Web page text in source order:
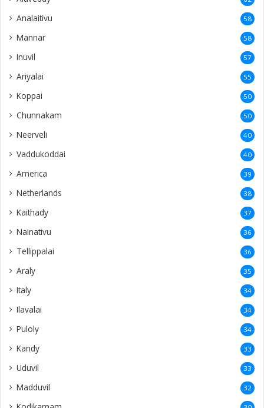
Analaitivu 58
Mannar 58
Inuvil 57
Ariyalai 55
Koppai 50
Chunnakam 50
Neerveli 40
Vaddukoddai 40
America 39
Netherlands 38
Kaithady 37
Nainativu 36
Tellippalai 36
Araly 35
Italy 34
Ilavalai 34
Puloly 34
Kandy 33
Uduvil 33
Madduvil 32